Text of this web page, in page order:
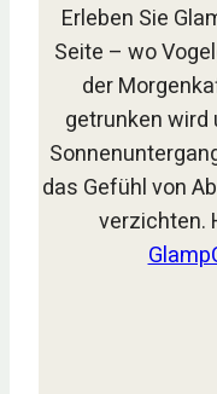
Erleben Sie
Seite – wo
der
getrunken wird
das Gefühl von
verzichten.